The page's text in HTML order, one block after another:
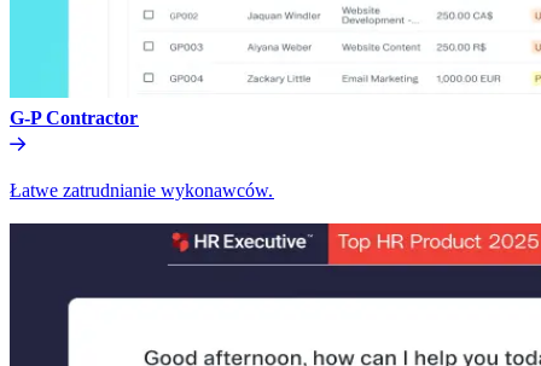
G-P Contractor​​
Łatwe zatrudnianie wykonawców.​​